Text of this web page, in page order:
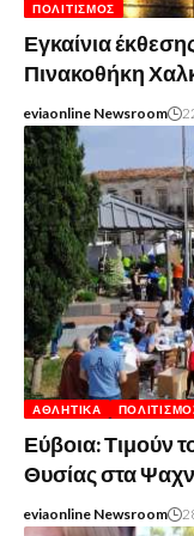
ΠΟΛΙΤΙΣΜΌΣ
Εγκαίνια
Πινακοθήκη
eviaonline Newsroom
ΑΘΛΗΤΙΚΆ
Εύβοια: Τιμούν
Θυσίας στα
eviaonline Newsroom